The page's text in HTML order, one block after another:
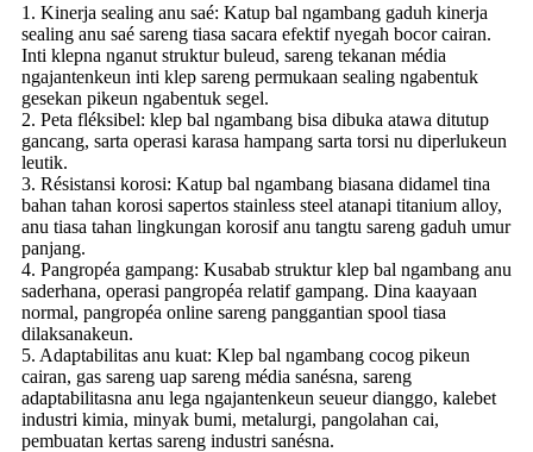
1. Kinerja sealing anu saé: Katup bal ngambang gaduh kinerja
sealing anu saé sareng tiasa sacara efektif nyegah bocor cairan.
Inti klepna nganut struktur buleud, sareng tekanan média
ngajantenkeun inti klep sareng permukaan sealing ngabentuk
gesekan pikeun ngabentuk segel.
2. Peta fléksibel: klep bal ngambang bisa dibuka atawa ditutup
gancang, sarta operasi karasa hampang sarta torsi nu diperlukeun
leutik.
3. Résistansi korosi: Katup bal ngambang biasana didamel tina
bahan tahan korosi sapertos stainless steel atanapi titanium alloy,
anu tiasa tahan lingkungan korosif anu tangtu sareng gaduh umur
panjang.
4. Pangropéa gampang: Kusabab struktur klep bal ngambang anu
saderhana, operasi pangropéa relatif gampang. Dina kaayaan
normal, pangropéa online sareng panggantian spool tiasa
dilaksanakeun.
5. Adaptabilitas anu kuat: Klep bal ngambang cocog pikeun
cairan, gas sareng uap sareng média sanésna, sareng
adaptabilitasna anu lega ngajantenkeun seueur dianggo, kalebet
industri kimia, minyak bumi, metalurgi, pangolahan cai,
pembuatan kertas sareng industri sanésna.